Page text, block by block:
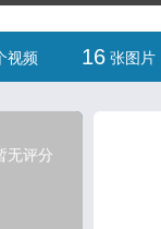
视频 16张图片
无评分